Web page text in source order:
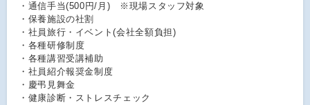
・通信手当(500円/月) ※現場スタッフ対象
・保養施設の社割
・社員旅行・イベント(会社全額負担)
・各種研修制度
・各種講習受講補助
・社員紹介報奨金制度
・慶弔見舞金
・健康診断・ストレスチェック